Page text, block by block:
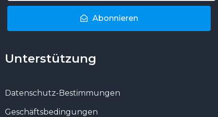
Abonnieren
Unterstützung
Datenschutz-Bestimmungen
Geschäftsbedingungen